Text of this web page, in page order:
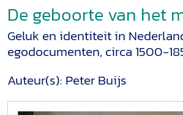
De geboorte van het
Geluk en identiteit in
egodocumenten, circa 1500-
Auteur(s): Peter Buijs